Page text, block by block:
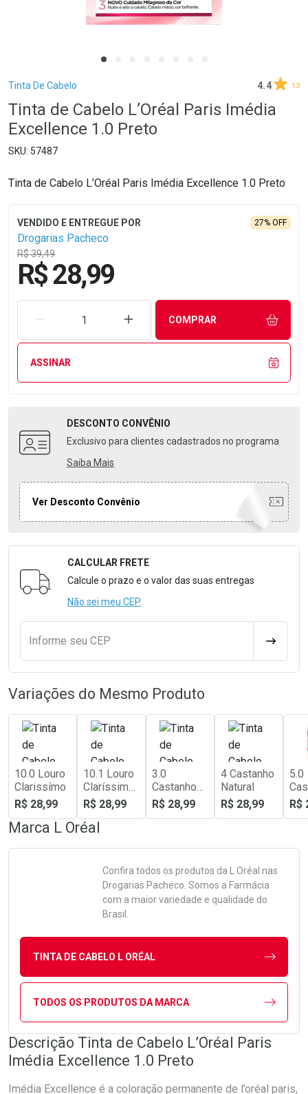
Breadcrumb
Tinta De Cabelo 4.4 13
Tinta de Cabelo L’Oréal Paris Imédia
Excellence 1.0 Preto
57487
Tinta de Cabelo L’Oréal Paris Imédia Excellence 1.0 Preto
Drogarias Pacheco
R$ 39,49
27% OFF
R$ 28,99
REMOVER UMA UNIDADEAUMENTAR UMA UNIDADE
COMPRAR
ASSINAR
DESCONTO CONVÊNIO
Exclusivo para clientes cadastrados no programa
Saiba Mais
Ver Desconto Convênio
Formulário para Calcular o Frete
CALCULAR FRETE
Calcule o prazo e o valor das suas entregas
Não sei meu CEP
Informe seu CEP
Variações do Mesmo Produto
10.0 Louro
Clarissímo
R$ 28,99
10.1 Louro
Claríssimo
Acinzentad
R$ 28,99
3.0
Castanho
Escuro
R$ 28,99
4 Castanho
Natural
R$ 28,99
5.0
R$
Marca L Oréal
Confira todos os produtos da L Oréal nas
Drogarias Pacheco. Somos a Farmácia
com a maior variedade e qualidade do
Brasil.
TINTA DE CABELO L ORÉAL
TODOS OS PRODUTOS DA MARCA
Descrição Tinta de Cabelo L’Oréal Paris
Imédia Excellence 1.0 Preto
Imédia Excellence é a coloração permanente de l’oréal paris,